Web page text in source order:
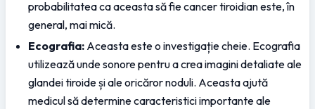
probabilitatea ca aceasta să fie cancer tiroidian este, în
general, mai mică.
Ecografia: Aceasta este o investigație cheie. Ecografia
utilizează unde sonore pentru a crea imagini detaliate ale
glandei tiroide și ale oricăror noduli. Aceasta ajută
medicul să determine caracteristici importante ale